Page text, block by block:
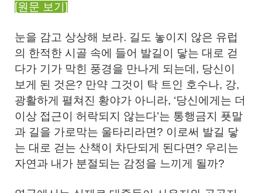
[원문 보기]
눈을 감고 상상해 보라. 길도 놓이지 않은 유럽
의 한적한 시골 속에 들어 발길이 닿는 대로 걷
다가 기가 막힌 풍경을 만나게 되는데, 당신이
보게 된 것은? 만약 그것이 탁 트인 호수나, 강,
광활하게 펼쳐진 황야가 아니라, ‘당신에게는 더
이상 접근이 허락되지 않는다’는 통행금지 푯말
과 길을 가로막는 울타리라면? 이로써 발길 닿
는 대로 걷는 산책이 차단되게 된다면? 우리는
자연과 내가 분절되는 감정을 느끼게 될까?